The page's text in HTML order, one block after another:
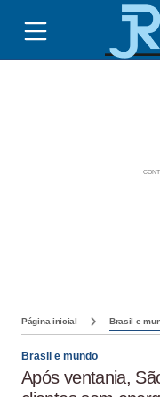
Página inicial Brasil e
Brasil e mundo
Após ventania,